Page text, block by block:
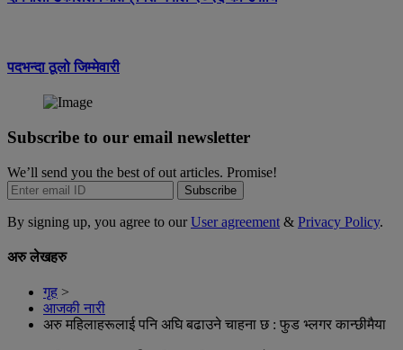
पदभन्दा ठूलो जिम्मेवारी
Subscribe to our email newsletter
We’ll send you the best of out articles. Promise!
Subscribe
By signing up, you agree to ourUser agreement & Privacy Policy.
अरु लेखहरु
गृह >
आजकी नारी
अरु महिलाहरूलाई पनि अघि बढाउने चाहना छ : फुड भ्लगर कान्छीमैया